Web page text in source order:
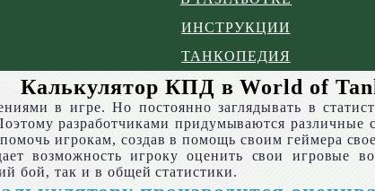
ИНСТРУКЦИИ
ТАНКОПЕДИЯ
Калькулятор КПД в World of
в игре. Но постоянно заглядывать в
разработчиками придумываются
игрокам, создав в помощь своим геймера
возможность игроку оценить свои игровые
бой, так и в общей статистики.